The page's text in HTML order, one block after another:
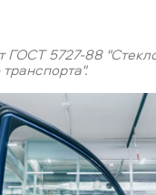
ГОСТ 5727-88